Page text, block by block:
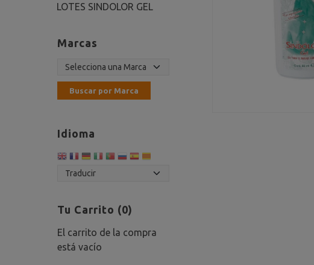
LOTES SINDOLOR GEL
Marcas
Idioma
Tu Carrito (0)
El carrito de la compra
está vacío